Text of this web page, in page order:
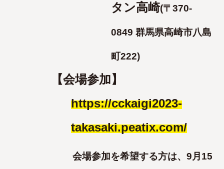
タン高崎(〒370-
0849 群馬県高崎市八島
町222)
【会場参加】
https://cckaigi2023-
takasaki.peatix.com/
会場参加を希望する方は、9月15